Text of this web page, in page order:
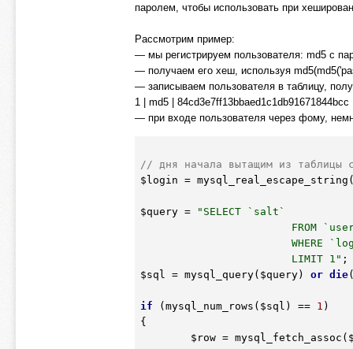
паролем, чтобы использовать при
Рассмотрим пример:
— мы регистрируем пользователя: md5 с
— получаем его хеш, используя
— записываем пользователя в таблицу,
1 | md5 | 84cd3e7ff13bbaed1c1db91671844bcc
— при входе пользователя через фому,
// дня начала вытащим из таблицы
$login =
$query =
"SELECT `salt`
			LIMIT 1"
$sql = mysql_query( $query) or die
if (mysql_num_rows( $sql ) == 1 )
{
$row = mysql_fetch_assoc(